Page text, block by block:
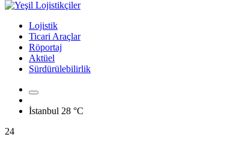
Lojistik
Ticari Araçlar
Röportaj
Aktüel
Sürdürülebilirlik
İstanbul 28 °C
24